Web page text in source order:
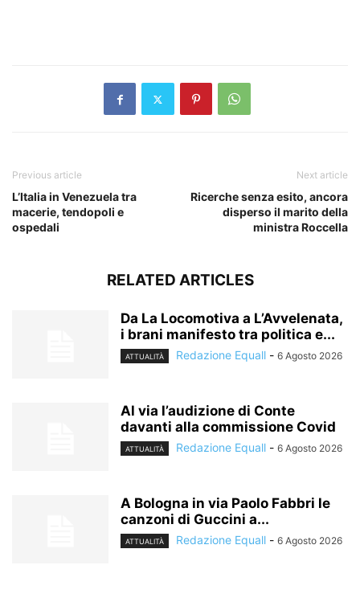
Previous article
L’Italia in Venezuela tra
macerie, tendopoli e
ospedali
Next article
Ricerche senza esito, ancora
disperso il marito della
ministra Roccella
RELATED ARTICLES
Da La Locomotiva a L’Avvelenata,
i brani manifesto tra politica e...
ATTUALITÀ Redazione Equall - 6 Agosto 2026
Al via l’audizione di Conte
davanti alla commissione Covid
ATTUALITÀ Redazione Equall - 6 Agosto 2026
A Bologna in via Paolo Fabbri le
canzoni di Guccini a...
ATTUALITÀ Redazione Equall - 6 Agosto 2026